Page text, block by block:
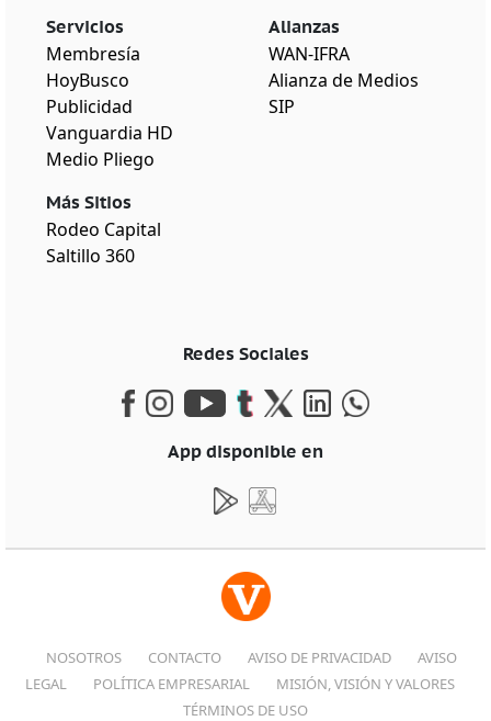
Servicios
Membresía
HoyBusco
Publicidad
Vanguardia HD
Medio Pliego
Más Sitios
Rodeo Capital
Saltillo 360
Alianzas
WAN-IFRA
Alianza de Medios
SIP
Redes Sociales
App disponible en
NOSOTROS CONTACTO AVISO DE PRIVACIDAD
AVISO
LEGAL
POLÍTICA EMPRESARIAL
MISIÓN, VISIÓN Y VALORES
TÉRMINOS DE USO